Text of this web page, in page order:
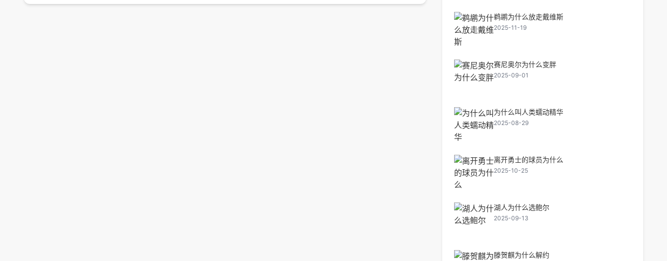
鹈鹕为什么放走戴维斯
2025-11-19
赛尼奥尔为什么变胖
2025-09-01
为什么叫人类蠕动精华
2025-08-29
离开勇士的球员为什么
2025-10-25
湖人为什么选鲍尔
2025-09-13
滕贺麒为什么解约